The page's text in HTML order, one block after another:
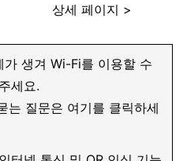
상세 페이지 >
생겨 Wi-Fi를 이용할 수
세요.
는 질문은 여기를 클릭하세